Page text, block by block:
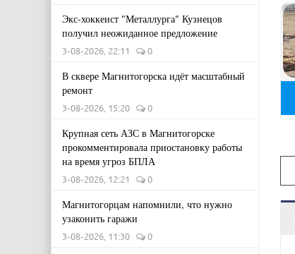
Экс-хоккеист "Металлурга" Кузнецов
получил неожиданное предложение
3-08-2026, 22:11 0
В сквере Магнитогорска идёт масштабный
ремонт
3-08-2026, 15:20 0
Крупная сеть АЗС в Магнитогорске
прокомментировала приостановку работы
на время угроз БПЛА
3-08-2026, 12:21 0
Магнитогорцам напомнили, что нужно
узаконить гаражи
3-08-2026, 11:30 0